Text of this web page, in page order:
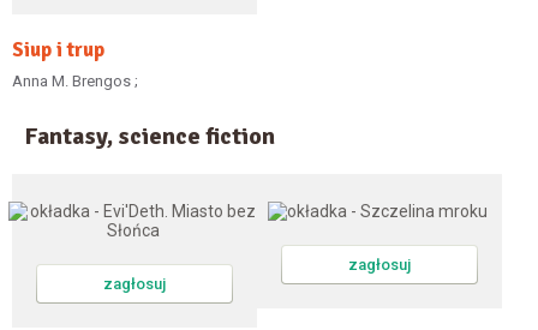
Siup i trup
Anna M. Brengos ;
Fantasy, science fiction
zagłosuj
zagłosuj